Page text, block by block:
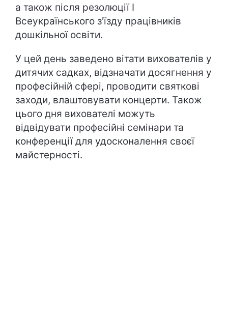
а також після резолюції I
Всеукраїнського з'їзду працівників
дошкільної освіти.
У цей день заведено вітати вихователів у
дитячих садках, відзначати досягнення у
професійній сфері, проводити святкові
заходи, влаштовувати концерти. Також
цього дня вихователі можуть
відвідувати професійні семінари та
конференції для удосконалення своєї
майстерності.